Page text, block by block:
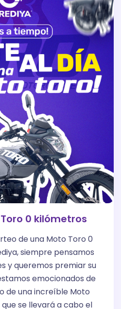
0 kilómetros
de una Moto Toro 0
siempre pensamos
y queremos premiar su
emocionados de
de una increíble Moto
se llevará a cabo el